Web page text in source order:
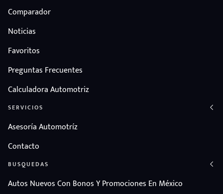
Comparador
Noticias
Favoritos
Preguntas Frecuentes
Calculadora Automotriz
SERVICIOS
Asesoría Automotríz
Contacto
BUSQUEDAS
Autos Nuevos Con Bonos Y Promociones En México